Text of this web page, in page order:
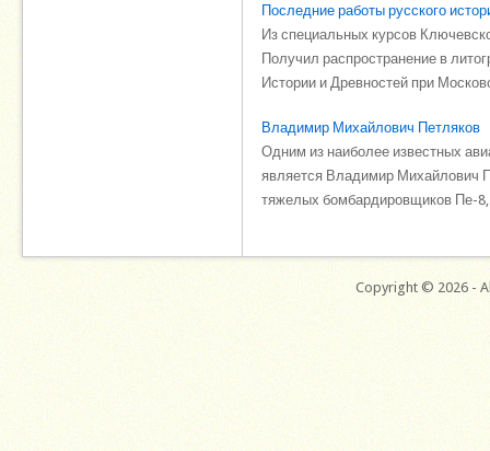
Последние работы русского
Из специальных курсов
Получил распространение в
Истории и Древностей при
Владимир Михайлович Петляков
Одним из наиболее известных
является Владимир Михайлович
тяжелых бомбардировщиков Пе-8,
Copyright © 2026 -